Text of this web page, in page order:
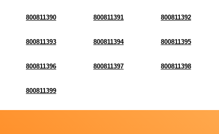
800811390 800811391 800811392
800811393 800811394 800811395
800811396 800811397 800811398
800811399